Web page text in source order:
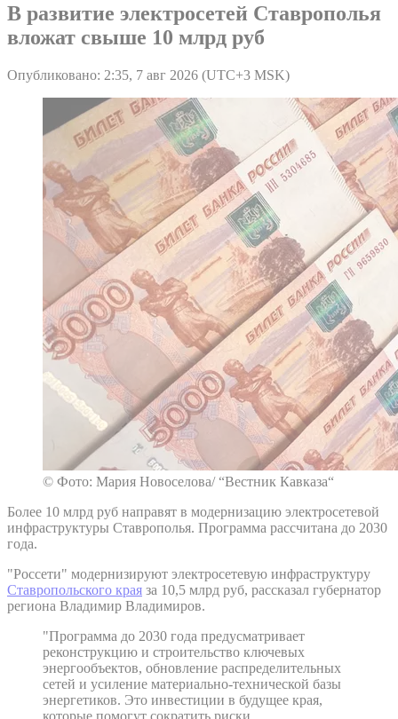
В развитие электросетей Ставрополья
вложат свыше 10 млрд руб
Опубликовано: 2:35, 7 авг 2026 (UTC+3 MSK)
© Фото: Мария Новоселова/ “Вестник Кавказа“
Более 10 млрд руб направят в модернизацию электросетевой
инфраструктуры Ставрополья. Программа рассчитана до 2030
года.
"Россети" модернизируют электросетевую инфраструктуру
Ставропольского края за 10,5 млрд руб, рассказал губернатор
региона Владимир Владимиров.
"Программа до 2030 года предусматривает
реконструкцию и строительство ключевых
энергообъектов, обновление распределительных
сетей и усиление материально-технической базы
энергетиков. Это инвестиции в будущее края,
которые помогут сократить риски